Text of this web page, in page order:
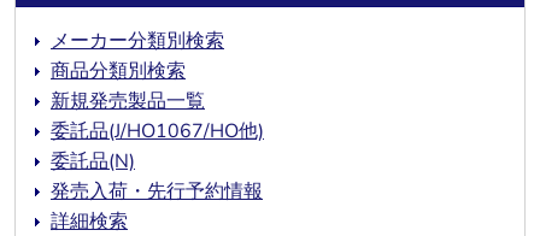
メーカー分類別検索
商品分類別検索
新規発売製品一覧
委託品(J/HO1067/HO他)
委託品(N)
発売入荷・先行予約情報
詳細検索